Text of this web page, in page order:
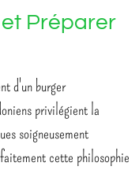
Préparer
d'un burger
privilégient la
soigneusement
cette philosophie